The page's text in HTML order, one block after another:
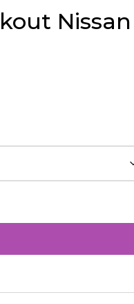
Nissan